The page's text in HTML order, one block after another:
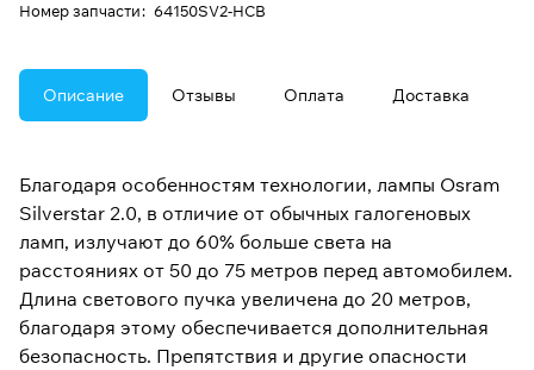
Номер запчасти: 64150SV2-HCB
Описание Отзывы Оплата Доставка
Благодаря особенностям технологии, лампы Osram
Silverstar 2.0, в отличие от обычных галогеновых
ламп, излучают до 60% больше света на
расстояниях от 50 до 75 метров перед автомобилем.
Длина светового пучка увеличена до 20 метров,
благодаря этому обеспечивается дополнительная
безопасность. Препятствия и другие опасности